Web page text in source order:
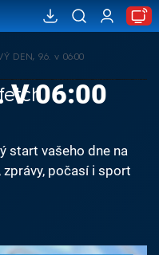
DEN, 9.6. v 06:00
V 06:00
start vašeho dne na
počasí i sport